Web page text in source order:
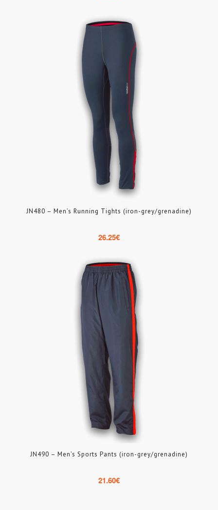
JN480 – Men’s Running Tights (iron-grey/grenadine)
26.25€
JN490 – Men’s Sports Pants (iron-grey/grenadine)
21.60€